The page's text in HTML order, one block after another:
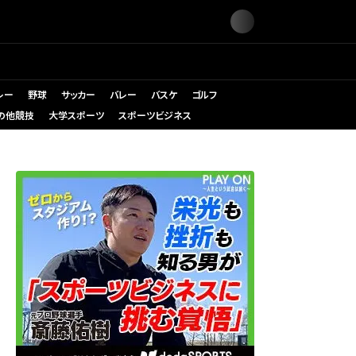
ー 野球 サッカー バレー バスケ
ゴルフ
他競技
大学スポーツ スポーツビジネス